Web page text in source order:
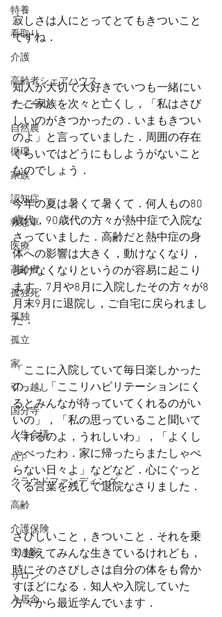
特養
看取り
介護
高齢者シェアハウス
ティール
自然農
循環
家族
認知症
救急車
医療
高齢者
孤独死
孤独
孤立
家
引っ越し
国分寺
人生会議
ACP
クラウドファンディング
高齢
介護保険
空き家
サロン
入居金
寂しさは人にとってとてもきついこと
ですね．
知人が大切で大好きでいつも一緒にい
たご家族を次々と亡くし，「私はさび
しいのがきつかったの．いまもきつい
のよ」と言っていました．周囲の存在
ぐらいではどうにもしようがないこと
なのでしょう．
今年の夏は暑くて暑くて．何人もの80
歳代，90歳代の方々が熱中症で入院な
さっていました．高齢だと熱中症の身
体への影響は大きく，動けなくなり，
歩けなくなりというのが容易に起こり
ます．7月や8月に入院したその方々が8
月末9月に退院し，ご自宅に戻られまし
た．
「ここに入院していて毎日楽しかった
の」，「ここリハビリテーションにく
るとみんなが待っていてくれるのがい
いの」，「私の思っていること聞いて
くれるのよ，うれしいわ」，「よくし
ゃべったわ．家に帰ったらまたしゃべ
らない日々よ」などなど．心にぐっと
くる言葉を残して退院なさりました．
さびしいこと，きついこと．それを乗
り越えてみんな生きているけれども，
時にそのさびしさは自分の体をも脅か
すほどになる．知人や入院していた
方々から最近学んでいます．